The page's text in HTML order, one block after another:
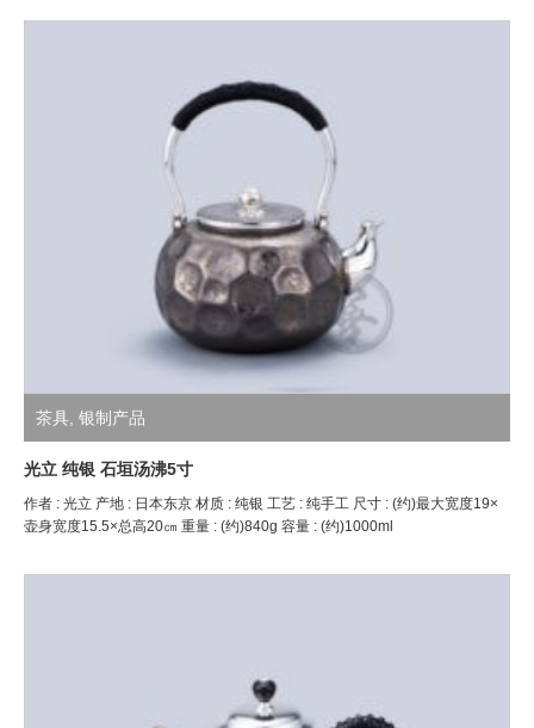
茶具 银制产品
光立 纯银 石垣汤沸5寸
作者 : 光立 产地 : 日本东京 材质 : 纯银 工艺 : 纯手工 尺寸 : (约)最大宽度19×
壶身宽度15.5×总高20㎝ 重量 : (约)840g 容量 : (约)1000ml